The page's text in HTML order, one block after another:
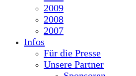
2009
2008
2007
Infos
Für die Presse
Unsere Partner